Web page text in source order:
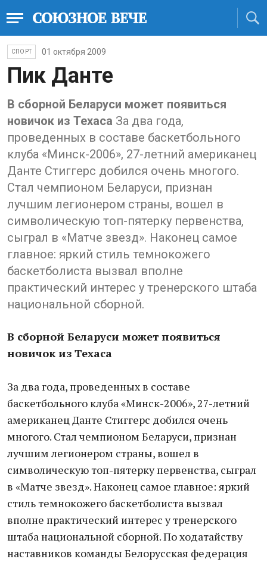
СПОРТ 01 октября 2009
Пик Данте
В сборной Беларуси может появиться
новичок из Техаса За два года,
проведенных в составе баскетбольного
клуба «Минск-2006», 27-летний американец
Данте Стиггерс добился очень многого.
Стал чемпионом Беларуси, признан
лучшим легионером страны, вошел в
символическую топ-пятерку первенства,
сыграл в «Матче звезд». Наконец самое
главное: яркий стиль темнокожего
баскетболиста вызвал вполне
практический интерес у тренерского штаба
национальной сборной.
В сборной Беларуси может появиться
новичок из Техаса
За два года, проведенных в составе
баскетбольного клуба «Минск-2006», 27-летний
американец Данте Стиггерс добился очень
многого. Стал чемпионом Беларуси, признан
лучшим легионером страны, вошел в
символическую топ-пятерку первенства, сыграл
в «Матче звезд». Наконец самое главное: яркий
стиль темнокожего баскетболиста вызвал
вполне практический интерес у тренерского
штаба национальной сборной. По ходатайству
наставников команды Белорусская федерация